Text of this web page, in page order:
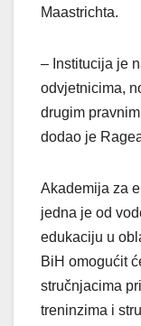
Maastrichta.
– Institucija je
odvjetnicima,
drugim
dodao je
Akademija za
jedna je od
edukaciju u
BiH omogućit
stručnjacima
treninzima i